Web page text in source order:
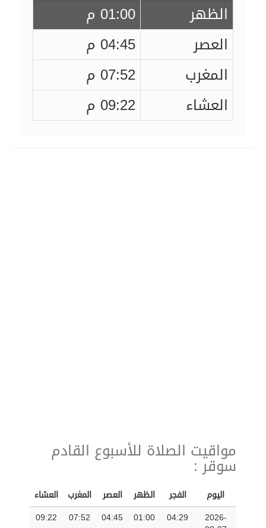
الظهر
01:00 م
العصر
04:45 م
المغرب
07:52 م
العشاء
09:22 م
مواقيت الصلاة للأسبوع القادم
سوقر :
اليوم الفجر الظهر العصر المغرب
العشاء
2026-
04:29
01:00
04:45
07:52
09:22